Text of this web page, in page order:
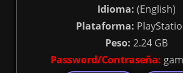
Idioma: (English)
Plataforma:
Peso: 2.24 GB
Password/Contraseña: